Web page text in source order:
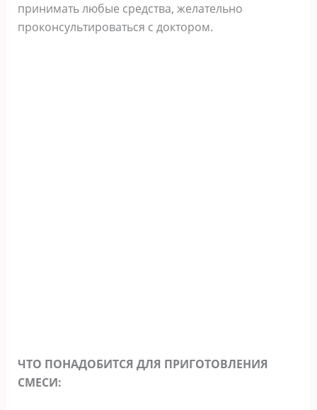
принимать любые средства, желательно
проконсультироваться с доктором.
ЧТО ПОНАДОБИТСЯ ДЛЯ ПРИГОТОВЛЕНИЯ
СМЕСИ: